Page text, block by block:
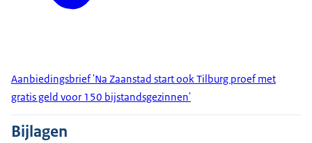
Aanbiedingsbrief 'Na Zaanstad start ook Tilburg proef met
gratis geld voor 150 bijstandsgezinnen'
Bijlagen